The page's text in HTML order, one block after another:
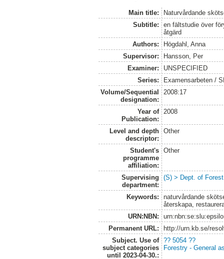
Main title:
Naturvårdande
Subtitle:
en fältstudie över
åtgärd
Authors:
Högdahl, Anna
Supervisor:
Hansson, Per
Examiner:
UNSPECIFIED
Series:
Examensarbeten /
Volume/Sequential
designation:
2008:17
Year of
Publication:
2008
Level and depth
descriptor:
Other
Student's
programme
affiliation:
Other
Supervising
department:
(S) > Dept. of
Keywords:
naturvårdande
återskapa,
URN:NBN:
Permanent URL:
http://urn.kb.se/
Subject. Use of
subject categories
until 2023-04-30.:
?? 5054 ??
Forestry - General